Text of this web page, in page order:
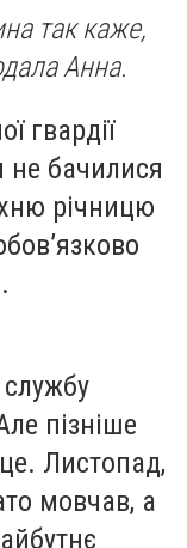
так каже,
Анна.
гвардії
не бачилися
річницю
пізніше
Листопад,
мовчав, а